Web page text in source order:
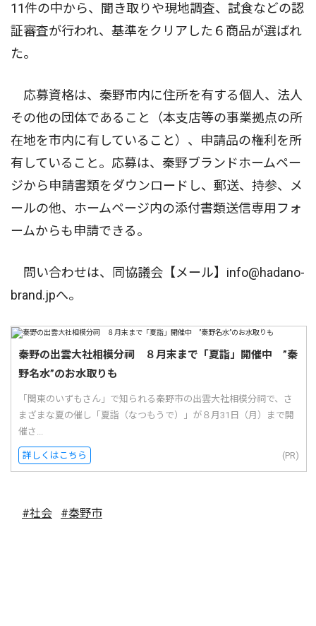
11件の中から、聞き取りや現地調査、試食などの認
証審査が行われ、基準をクリアした６商品が選ばれ
た。
応募資格は、秦野市内に住所を有する個人、法人
その他の団体であること（本支店等の事業拠点の所
在地を市内に有していること）、申請品の権利を所
有していること。応募は、秦野ブランドホームペー
ジから申請書類をダウンロードし、郵送、持参、メ
ールの他、ホームページ内の添付書類送信専用フォ
ームからも申請できる。
問い合わせは、同協議会【メール】info@hadano-
brand.jpへ。
秦野の出雲大社相模分祠 ８月末まで「夏詣」開催中 ”秦
野名水”のお水取りも
「関東のいずもさん」で知られる秦野市の出雲大社相模分祠で、さ
まざまな夏の催し「夏詣（なつもうで）」が８月31日（月）まで開
催さ...
詳しくはこちら (PR)
#社会 #秦野市